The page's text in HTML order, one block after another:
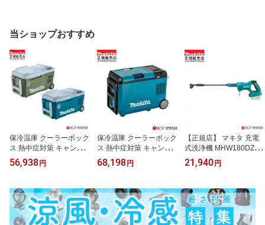
当ショップおすすめ
保冷温庫 クーラーボック
ス 熱中症対策 キャンプ
アウトドア 冷蔵庫 充電
式 ポータブル冷蔵庫 バ
1GZ 本体のみ (バッテ
リ・充電器別売) makita
40V 18V 【正規店】
56,938 円
保冷温庫 クーラーボック
ス 熱中症対策 キャンプ
アウトドア 冷蔵庫 充電
式 ポータブル冷蔵庫 バ
4GZ 青 40V 18V 対応 本
体のみ makita 【正規
店】
68,198 円
【正規店】 マキタ 充電
式洗浄機 MHW180DZ 18
V 2.4/2Mpa 玄関 サッシ
洗車 ガーデニング 本体
21,940 円